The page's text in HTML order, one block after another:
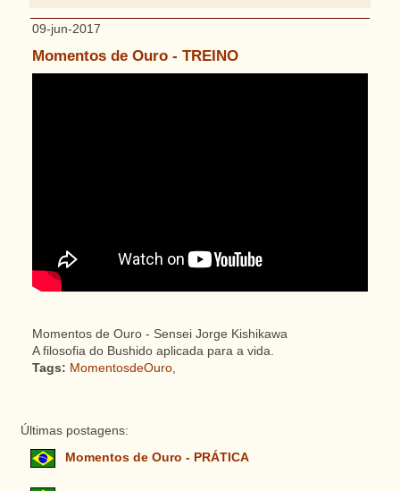
09-jun-2017
Momentos de Ouro - TREINO
Momentos de Ouro - Sensei Jorge Kishikawa
A filosofia do Bushido aplicada para a vida.
Tags: MomentosdeOuro,
Últimas postagens:
Momentos de Ouro - PRÁTICA